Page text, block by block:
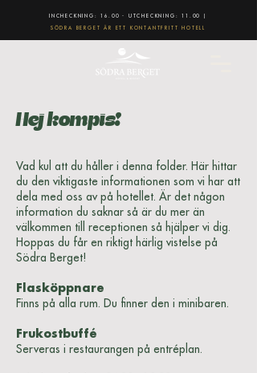
INCHECKNING: 16.00 - UTCHECKNING: 11.00 |
SÖDRA BERGET ÄR ETT KONTANTFRITT HOTELL
Hej kompis!
Vad kul att du håller i denna folder. Här hittar
du den viktigaste informationen som vi har att
dela med oss av på hotellet. Är det någon
information du saknar så är du mer än
välkommen till receptionen så hjälper vi dig.
Hoppas du får en riktigt härlig vistelse på
Södra Berget!
Flasköppnare
Finns på alla rum. Du finner den i minibaren.
Frukostbuffé
Serveras i restaurangen på entréplan.